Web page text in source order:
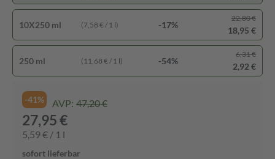
10X250 ml (7,58 € / 1 l) -17%
22,80 €
18,95 €
250 ml (11,68 € / 1 l) -54%
6,31 €
2,92 €
-41% AVP: 47,20 €
27,95 €
5,59 € / 1 l
sofort lieferbar